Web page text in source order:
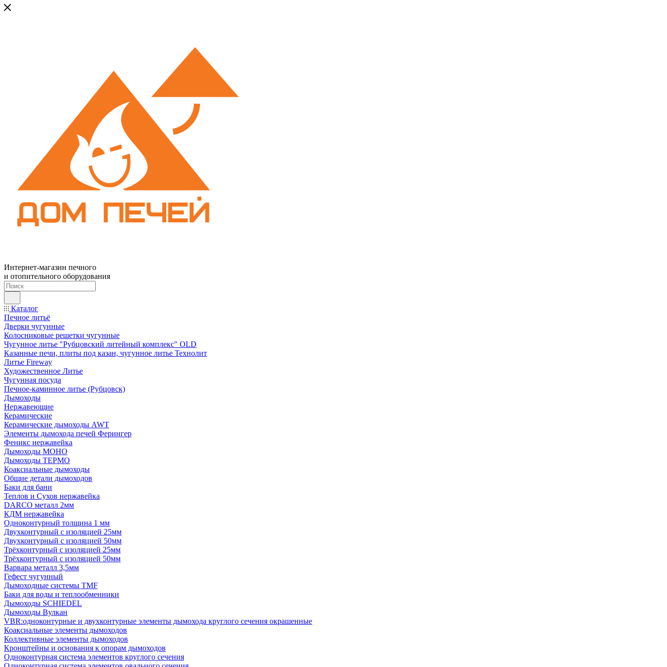
Интернет-магазин печного
и отопительного оборудования
Каталог
Печное литьё
Дверки чугунные
Колосниковые решетки чугунные
Чугунное литье "Рубцовский литейный комплекс" OLD
Казанные печи, плиты под казан, чугунное литье Технолит
Литье Fireway
Художественное Литье
Чугунная посуда
Печное-каминное литье (Рубцовск)
Дымоходы
Нержавеющие
Керамические
Керамические дымоходы AWT
Элементы дымохода печей Ферингер
Феникс нержавейка
Дымоходы МОНО
Дымоходы ТЕРМО
Коаксиальные дымоходы
Общие детали дымоходов
Баки для бани
Теплов и Сухов нержавейка
DARCO металл 2мм
КДМ нержавейка
Одноконтурный толщина 1 мм
Двухконтурный с изоляцией 25мм
Двухконтурный с изоляцией 50мм
Трёхконтурный с изоляцией 25мм
Трёхконтурный с изоляцией 50мм
Варвара металл 3,5мм
Гефест чугунный
Дымоходные системы TMF
Баки для воды и теплообменники
Дымоходы SCHIEDEL
Дымоходы Вулкан
VBR:одноконтурные и двухконтурные элементы дымохода круглого сечения окрашенные
Коаксиальные элементы дымоходов
Коллективные элементы дымоходов
Кронштейны и основания к опорам дымоходов
Одноконтурная система элементов круглого сечения